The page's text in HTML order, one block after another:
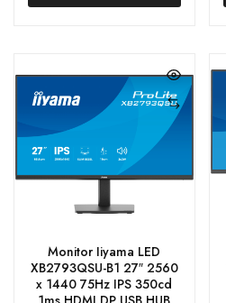
Monitor Iiyama LED
XB2793QSU-B1 27″ 2560
x 1440 75Hz IPS 350cd